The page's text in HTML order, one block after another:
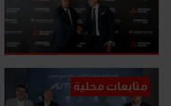
متابعات محلية